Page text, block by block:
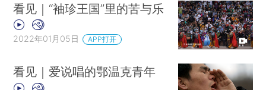
看见｜“袖珍王国”里的苦与乐
2022年01月05日 APP打开
看见｜爱说唱的鄂温克青年